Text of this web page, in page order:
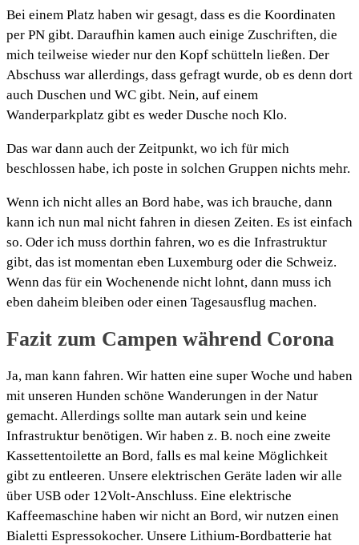
Bei einem Platz haben wir gesagt, dass es die Koordinaten
per PN gibt. Daraufhin kamen auch einige Zuschriften, die
mich teilweise wieder nur den Kopf schütteln ließen. Der
Abschuss war allerdings, dass gefragt wurde, ob es denn dort
auch Duschen und WC gibt. Nein, auf einem
Wanderparkplatz gibt es weder Dusche noch Klo.
Das war dann auch der Zeitpunkt, wo ich für mich
beschlossen habe, ich poste in solchen Gruppen nichts mehr.
Wenn ich nicht alles an Bord habe, was ich brauche, dann
kann ich nun mal nicht fahren in diesen Zeiten. Es ist einfach
so. Oder ich muss dorthin fahren, wo es die Infrastruktur
gibt, das ist momentan eben Luxemburg oder die Schweiz.
Wenn das für ein Wochenende nicht lohnt, dann muss ich
eben daheim bleiben oder einen Tagesausflug machen.
Fazit zum Campen während Corona
Ja, man kann fahren. Wir hatten eine super Woche und haben
mit unseren Hunden schöne Wanderungen in der Natur
gemacht. Allerdings sollte man autark sein und keine
Infrastruktur benötigen. Wir haben z. B. noch eine zweite
Kassettentoilette an Bord, falls es mal keine Möglichkeit
gibt zu entleeren. Unsere elektrischen Geräte laden wir alle
über USB oder 12Volt-Anschluss. Eine elektrische
Kaffeemaschine haben wir nicht an Bord, wir nutzen einen
Bialetti Espressokocher. Unsere Lithium-Bordbatterie hat